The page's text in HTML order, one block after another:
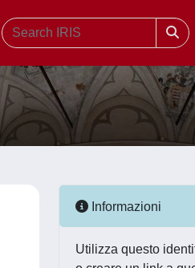
Informazioni
Utilizza questo